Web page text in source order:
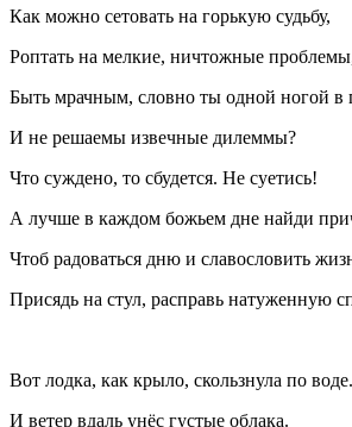
Как можно сетовать на горькую судьбу,
Роптать на мелкие, ничтожные
Быть мрачным, словно ты одной ногой в
И не решаемы извечные дилеммы?
Что суждено, то сбудется. Не суетись!
А лучше в каждом божьем дне найди
Чтоб радоваться дню и славословить
Присядь на стул, расправь натуженную
Вот лодка, как крыло, скользнула по воде.
И ветер вдаль унёс густые облака.